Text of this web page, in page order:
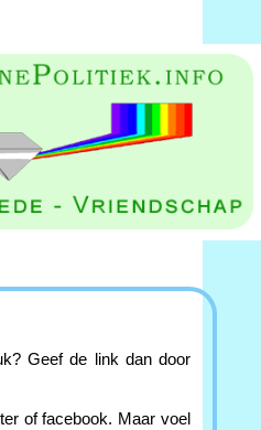
Geef de link dan door
of facebook. Maar voel